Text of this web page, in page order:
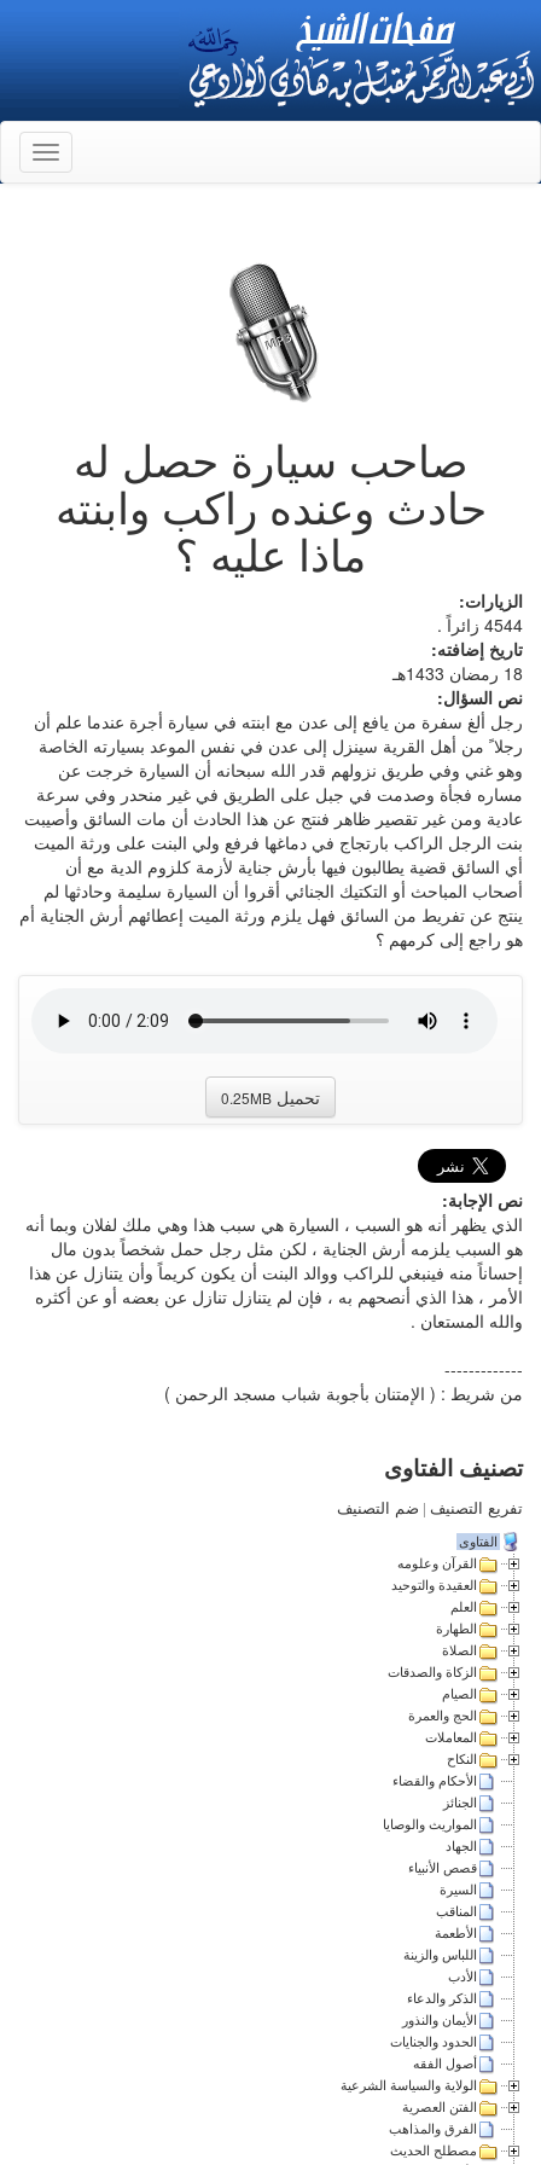
صاحب سيارة حصل له
حادث وعنده راكب وابنته
ماذا عليه ؟
الزيارات:
4544 زائراً .
تاريخ إضافته:
18 رمضان 1433هـ
نص السؤال:
رجل ألغ سفرة من يافع إلى عدن مع ابنته في سيارة أجرة عندما علم أن
رجلا ً من أهل القرية سينزل إلى عدن في نفس الموعد بسيارته الخاصة
وهو غني وفي طريق نزولهم قدر الله سبحانه أن السيارة خرجت عن
مساره فجأة وصدمت في جبل على الطريق في غير منحدر وفي سرعة
عادية ومن غير تقصير ظاهر فنتج عن هذا الحادث أن مات السائق وأصيبت
بنت الرجل الراكب بارتجاج في دماغها فرفع ولي البنت على ورثة الميت
أي السائق قضية يطالبون فيها بأرش جناية لأزمة كلزوم الدية مع أن
أصحاب المباحث أو التكتيك الجنائي أقروا أن السيارة سليمة وحادثها لم
ينتج عن تفريط من السائق فهل يلزم ورثة الميت إعطائهم أرش الجناية أم
هو راجع إلى كرمهم ؟
تحميل 0.25MB
نص الإجابة:
الذي يظهر أنه هو السبب ، السيارة هي سبب هذا وهي ملك لفلان وبما أنه
هو السبب يلزمه أرش الجناية ، لكن مثل رجل حمل شخصاً بدون مال
إحساناً منه فينبغي للراكب ووالد البنت أن يكون كريماً وأن يتنازل عن هذا
الأمر ، هذا الذي أنصحهم به ، فإن لم يتنازل تنازل عن بعضه أو عن أكثره
والله المستعان .
-------------
من شريط : ( الإمتنان بأجوبة شباب مسجد الرحمن )
تصنيف الفتاوى
تفريع التصنيف | ضم التصنيف
الفتاوى
القرآن وعلومه
العقيدة والتوحيد
العلم
الطهارة
الصلاة
الزكاة والصدقات
الصيام
الحج والعمرة
المعاملات
النكاح
الأحكام والقضاء
الجنائز
المواريث والوصايا
الجهاد
قصص الأنبياء
السيرة
المناقب
الأطعمة
اللباس والزينة
الأدب
الذكر والدعاء
الأيمان والنذور
الحدود والجنايات
أصول الفقه
الولاية والسياسة الشرعية
الفتن العصرية
الفرق والمذاهب
مصطلح الحديث